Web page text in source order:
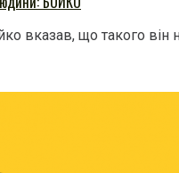
вказав, що такого він